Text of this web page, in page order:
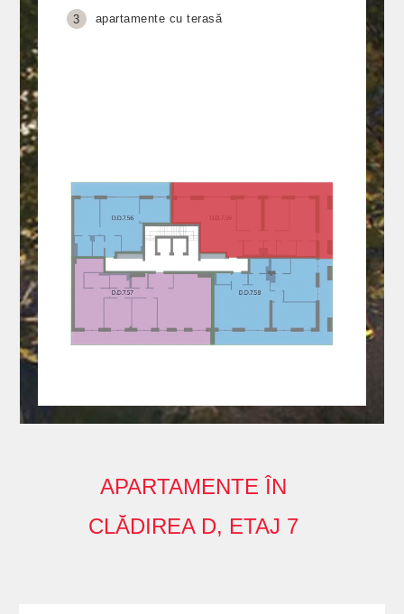
3 apartamente cu terasă
APARTAMENTE ÎN
CLĂDIREA D, ETAJ 7